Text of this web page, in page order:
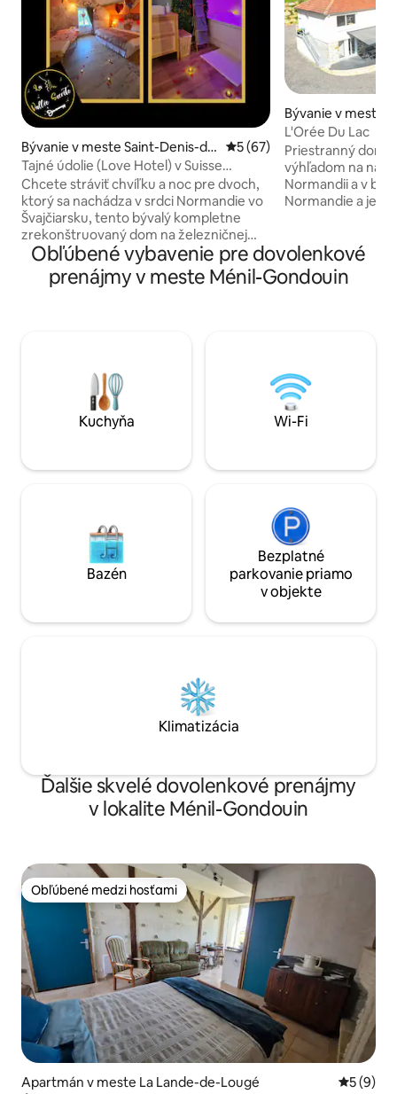
Bývanie v meste Saint-Denis-de
-Méré
Priemerné ohodnotenie 5
5 (67)
Tajné údolie (Love Hotel) v Suisse
Normande
Chcete stráviť chvíľku a noc pre dvoch,
ktorý sa nachádza v srdci Normandie vo
Švajčiarsku, tento bývalý kompletne
zrekonštruovaný dom na železničnej
stanici s rozlohou 70 m2, ktorý
kombinuje romantiku a bukolizmus vám
otvorí dvere, objavíte elegantnú
kanoistika,šlapadlá, jazda na horskom
bicykli, jazda na koni, Via Ferrata,
paragliding, Velorail, turistika, letné
sánkovanie...
Bývanie v meste
e-Lac
L'Orée Du Lac
Priestranný dom
výhľadom na
Normandii a v
Normandie a
(2000 m ² pozemku) bude to
miesto, kde sa s
Súkromné
požiadanie na
záchranných
Obľúbené vybavenie pre dovolenkové
prenájmy v meste Ménil-Gondouin
Kuchyňa Wi-Fi
Bazén
Bezplatné
parkovanie priamo
v objekte
Klimatizácia
Ďalšie skvelé dovolenkové prenájmy
v lokalite Ménil-Gondouin
Obľúbené medzi hosťami
Obľúbené medzi hosťami
Apartmán v meste La Lande-de-Lougé
5 (9)